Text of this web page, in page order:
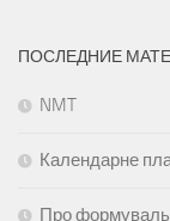
ПОСЛЕДНИЕ
NMT
Календарне
Про